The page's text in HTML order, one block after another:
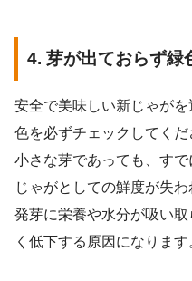
4. 芽が出ておらず緑
安全で美味しい新じゃが
色を必ずチェックしてくだ
小さな芽であっても、す
じゃがとしての鮮度が失わ
発芽に栄養や水分が吸い
く低下する原因になります